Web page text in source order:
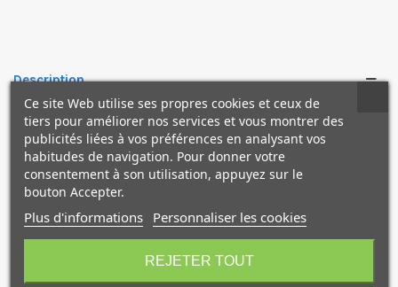
Description
Cet objectif d'une qualité exceptionnelle vous permet de
tirer le maximum de votre dos numérique Phase One.
Le 150mm f2.8 IF est le téléobjectif le plus rapide, offrant
une profondeur de champ très fine à f/2.8 et un sublime
bokeh.
Parfait pour le portrait en studio ou en extérieur.
Ce site Web utilise ses propres cookies et ceux de
tiers pour améliorer nos services et vous montrer des
publicités liées à vos préférences en analysant vos
habitudes de navigation. Pour donner votre
consentement à son utilisation, appuyez sur le
bouton Accepter.
Plus d'informations Personnaliser les cookies
REJETER TOUT
10€ OFFERTS sur votre
premier achat !